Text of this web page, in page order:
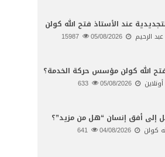
عند الأستاذ فتح الله كولن
الرحيم 05/08/2026
الله كولن مؤسس حركة الخدمة؟
05/08/2026
إلى أفق إنسان “هل من مزيد”؟
كولن 04/08/2026